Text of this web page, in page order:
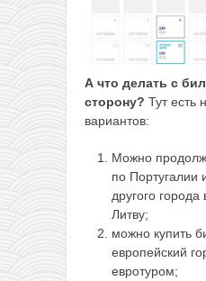
А что делать с
сторону? Тут есть
вариантов:
Можно
по Португалии
другого
Литву;
можно купить
европейский
евротуром;